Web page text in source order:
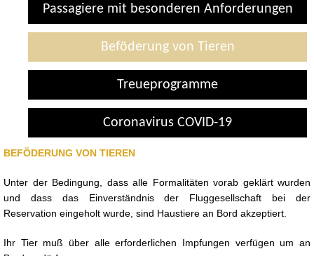
Passagiere mit besonderen Anforderungen
Beföderung von Tieren
Treueprogramme
Coronavirus COVID-19
BEFÖDERUNG VON TIEREN
Unter der Bedingung, dass alle Formalitäten vorab geklärt wurden
und dass das Einverständnis der Fluggesellschaft bei der
Reservation eingeholt wurde, sind Haustiere an Bord akzeptiert.
Ihr Tier muß über alle erforderlichen Impfungen verfügen um an